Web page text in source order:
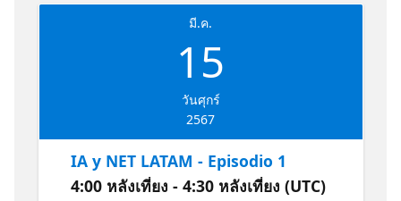
มี.ค.
15
วันศุกร์
2567
IA y NET LATAM - Episodio 1
4:00 หลังเที่ยง - 4:30 หลังเที่ยง (UTC)